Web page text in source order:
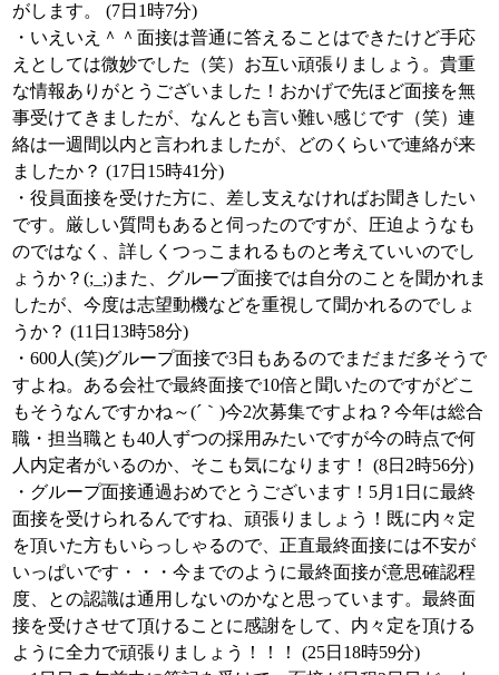
がします。 (7日1時7分)
・いえいえ＾＾面接は普通に答えることはできたけど手応
えとしては微妙でした（笑）お互い頑張りましょう。貴重
な情報ありがとうございました！おかげで先ほど面接を無
事受けてきましたが、なんとも言い難い感じです（笑）連
絡は一週間以内と言われましたが、どのくらいで連絡が来
ましたか？ (17日15時41分)
・役員面接を受けた方に、差し支えなければお聞きしたい
です。厳しい質問もあると伺ったのですが、圧迫ようなも
のではなく、詳しくつっこまれるものと考えていいのでし
ょうか？(;_;)また、グループ面接では自分のことを聞かれま
したが、今度は志望動機などを重視して聞かれるのでしょ
うか？ (11日13時58分)
・600人(笑)グループ面接で3日もあるのでまだまだ多そうで
すよね。ある会社で最終面接で10倍と聞いたのですがどこ
もそうなんですかね～(´｀)今2次募集ですよね？今年は総合
職・担当職とも40人ずつの採用みたいですが今の時点で何
人内定者がいるのか、そこも気になります！ (8日2時56分)
・グループ面接通過おめでとうございます！5月1日に最終
面接を受けられるんですね、頑張りましょう！既に内々定
を頂いた方もいらっしゃるので、正直最終面接には不安が
いっぱいです・・・今までのように最終面接が意思確認程
度、との認識は通用しないのかなと思っています。最終面
接を受けさせて頂けることに感謝をして、内々定を頂ける
ように全力で頑張りましょう！！！ (25日18時59分)